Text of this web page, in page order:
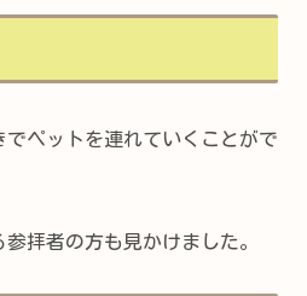
ペットを連れていくことがで
拝者の方も見かけました。